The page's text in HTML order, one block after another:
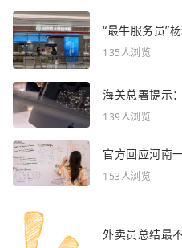
“最牛服务员”
135人浏览
海关总署提示
139人浏览
官方回应河南
153人浏览
外卖员总结最